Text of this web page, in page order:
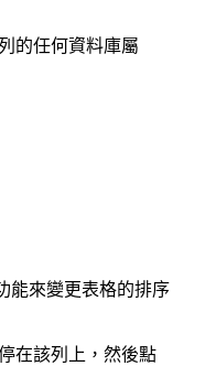
的任何資料庫屬
能來變更表格的排序
在該列上，然後點